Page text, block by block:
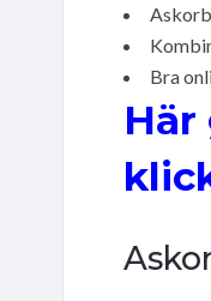
Bra
Här